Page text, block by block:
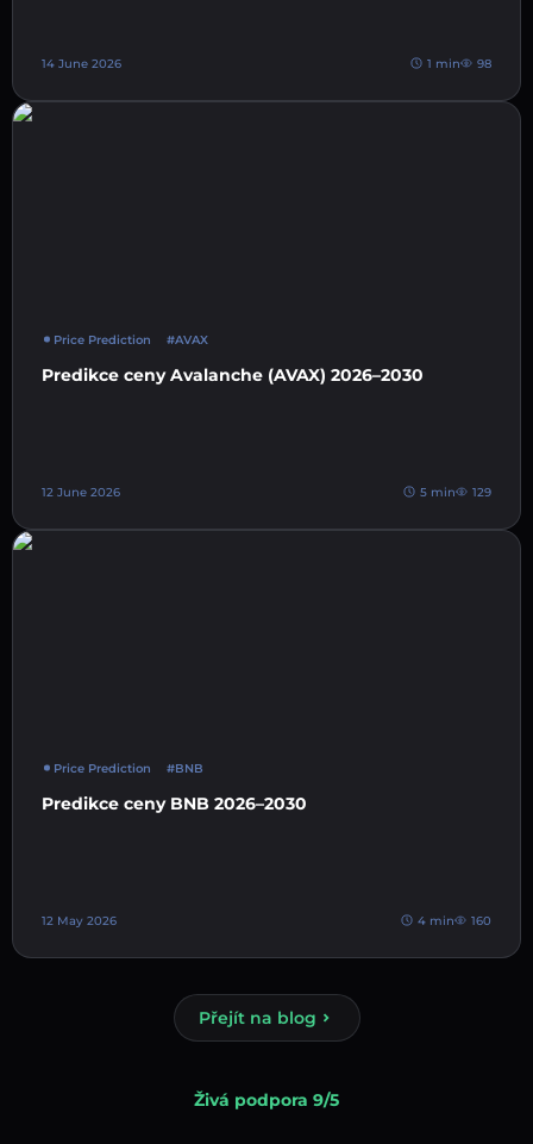
14 June 2026 1 min 98
Price Prediction #AVAX
Predikce ceny Avalanche (AVAX) 2026–2030
12 June 2026 5 min 129
Price Prediction #BNB
Predikce ceny BNB 2026–2030
12 May 2026 4 min 160
Přejít na blog
Živá podpora 9/5